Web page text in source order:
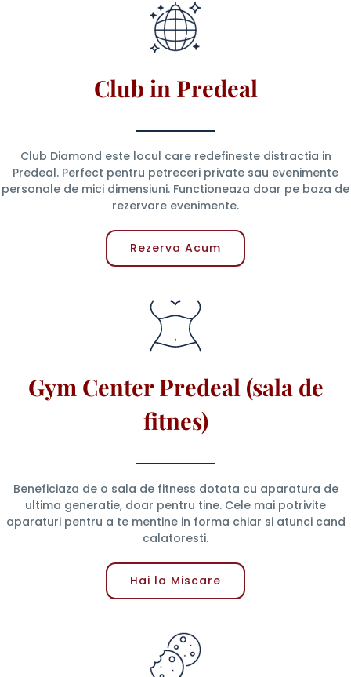
Club in Predeal
Club Diamond este locul care redefineste distractia in
Predeal. Perfect pentru petreceri private sau evenimente
personale de mici dimensiuni. Functioneaza doar pe baza de
rezervare evenimente.
Rezerva Acum
Gym Center Predeal (sala de
fitnes)
Beneficiaza de o sala de fitness dotata cu aparatura de
ultima generatie, doar pentru tine. Cele mai potrivite
aparaturi pentru a te mentine in forma chiar si atunci cand
calatoresti.
Hai la Miscare